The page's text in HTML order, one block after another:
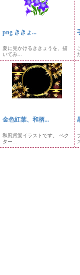
png ききょ...
夏に見かけるききょうを、描
いてみ...
金色紅葉、和柄...
和風背景イラストです。 ベク
ター...